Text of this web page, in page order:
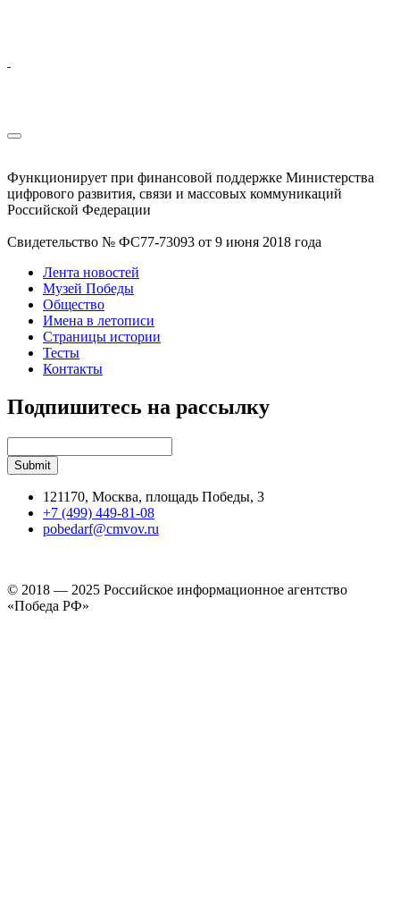
Функционирует при финансовой поддержке Министерства
цифрового развития, связи и массовых коммуникаций
Российской Федерации
Свидетельство № ФС77-73093 от 9 июня 2018 года
Лента новостей
Музей Победы
Общество
Имена в летописи
Страницы истории
Тесты
Контакты
Подпишитесь на рассылку
121170, Москва, площадь Победы, 3
+7 (499) 449-81-08
pobedarf@cmvov.ru
© 2018 — 2025 Российское информационное агентство
«Победа РФ»